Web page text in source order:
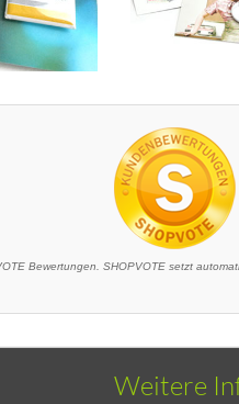
Bewertungen. SHOPVOTE setzt
Weitere